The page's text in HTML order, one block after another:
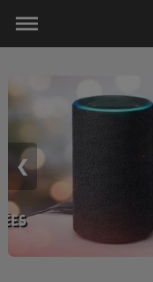
❮